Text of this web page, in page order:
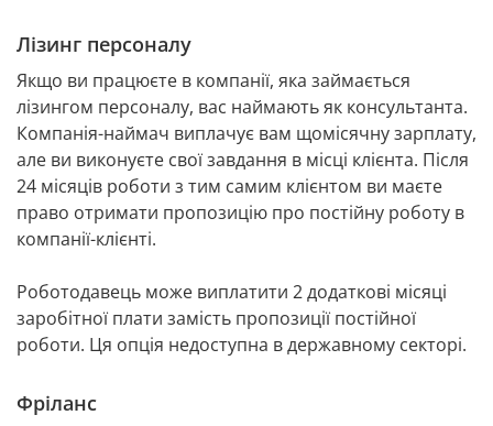
Лізинг персоналу
Якщо ви працюєте в компанії, яка займається
лізингом персоналу, вас наймають як консультанта.
Компанія-наймач виплачує вам щомісячну зарплату,
але ви виконуєте свої завдання в місці клієнта. Після
24 місяців роботи з тим самим клієнтом ви маєте
право отримати пропозицію про постійну роботу в
компанії-клієнті.
Роботодавець може виплатити 2 додаткові місяці
заробітної плати замість пропозиції постійної
роботи. Ця опція недоступна в державному секторі.
Фріланс